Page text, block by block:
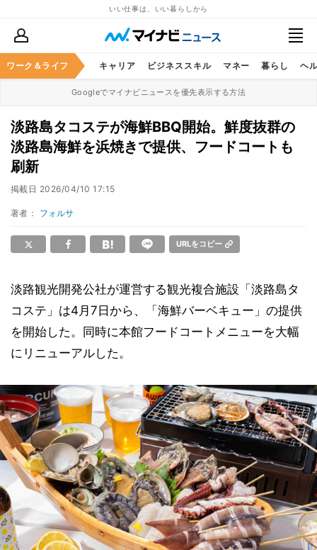
いい仕事は、いい暮らしから
ワーク＆ライフ キャリア ビジネススキル マネー 暮らし ヘ
Googleでマイナビニュースを優先表示する方法
淡路島タコステが海鮮BBQ開始。鮮度抜群の
淡路島海鮮を浜焼きで提供、フードコートも
刷新
掲載日 2026/04/10 17:15
著者： フォルサ
URLをコピー
淡路観光開発公社が運営する観光複合施設「淡路島タ
コステ」は4月7日から、「海鮮バーベキュー」の提供
を開始した。同時に本館フードコートメニューを大幅
にリニューアルした。